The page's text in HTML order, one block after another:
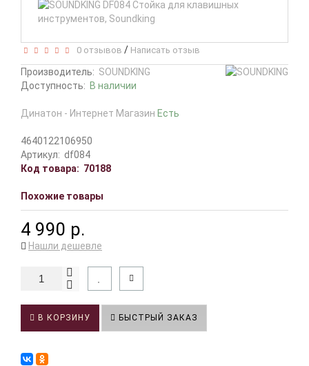
0 отзывов / Написать отзыв
Производитель: SOUNDKING
Доступность: В наличии
Динатон - Интернет Магазин Есть
4640122106950
Артикул: df084
Код товара: 70188
Похожие товары
4 990 р.
Нашли дешевле
В КОРЗИНУ БЫСТРЫЙ ЗАКАЗ